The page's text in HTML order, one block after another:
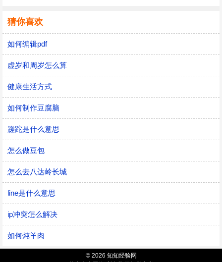
猜你喜欢
如何编辑pdf
虚岁和周岁怎么算
健康生活方式
如何制作豆腐脑
蹉跎是什么意思
怎么做豆包
怎么去八达岭长城
line是什么意思
ip冲突怎么解决
如何炖羊肉
© 2026 知知经验网